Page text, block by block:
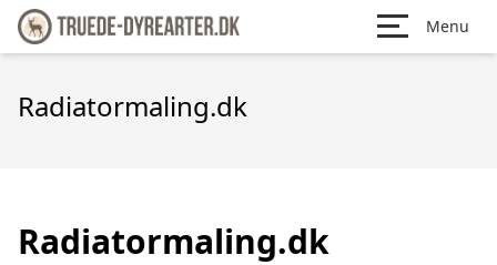
Menu
Radiatormaling.dk
Radiatormaling.dk